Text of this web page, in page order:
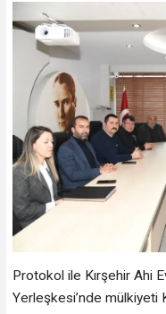
Protokol ile Kırşehir Ahi
Yerleşkesi’nde mülkiyeti